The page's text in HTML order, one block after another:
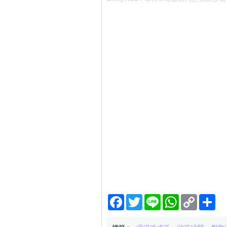
Facebook
TwitterLine WhatsApp
Copy
Link
分